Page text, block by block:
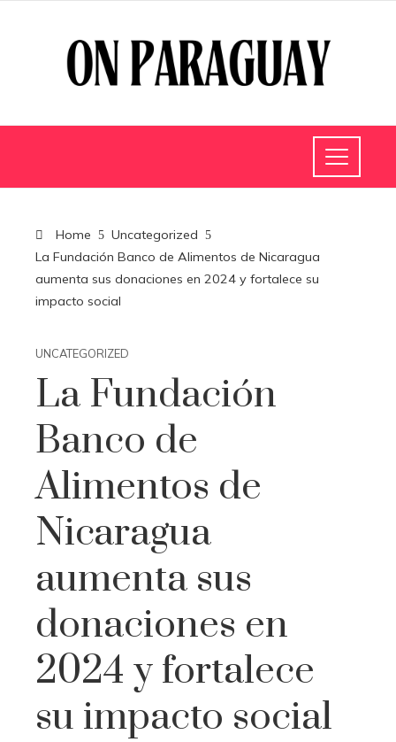
Home
Uncategorized
La Fundación Banco de Alimentos de Nicaragua
aumenta sus donaciones en 2024 y fortalece su
impacto social
UNCATEGORIZED
La Fundación
Banco de
Alimentos de
Nicaragua
aumenta sus
donaciones en
2024 y fortalece
su impacto social